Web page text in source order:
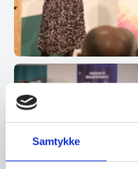
Samtykke